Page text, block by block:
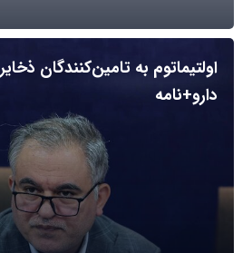
اولتیماتوم به تامین‌کنندگان
دارو+نامه